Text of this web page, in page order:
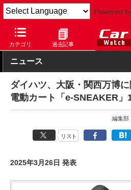
Powered
カテゴリ 過去記事
Car Watch 自動車 ダイハツ
ニュース
ダイハツ、大阪・関西万博
電動カート「e-SNEAKER」
編集部
リスト
2025年3月26日 発表